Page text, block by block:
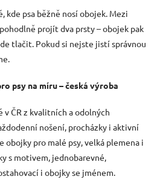
kde psa běžně nosí obojek. Mezi
projít dva prsty – obojek pak
tlačit. Pokud si nejste jistí správnou
psy na míru – česká výroba
v ČR z kvalitních a odolných
nošení, procházky i aktivní
obojky pro malé psy, velká plemena i
s motivem, jednobarevné,
i obojky se jménem.